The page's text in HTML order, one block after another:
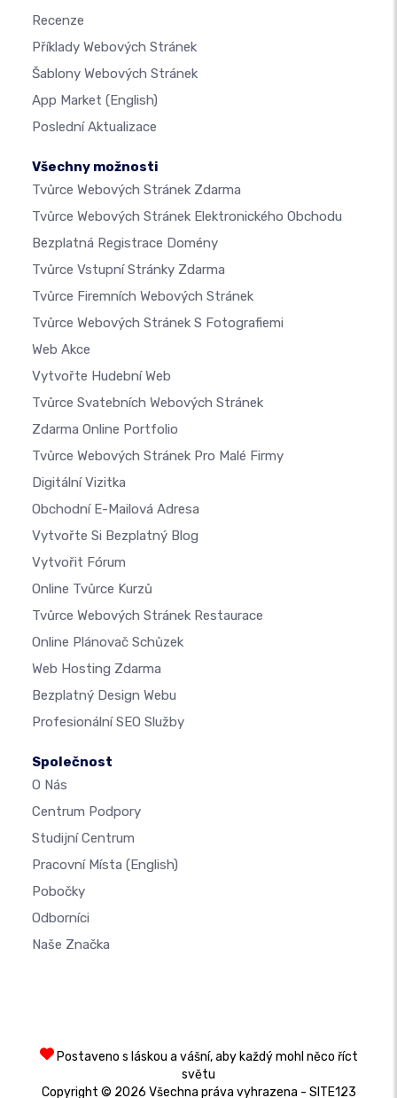
Recenze
Příklady Webových Stránek
Šablony Webových Stránek
App Market (English)
Poslední Aktualizace
Všechny možnosti
Tvůrce Webových Stránek Zdarma
Tvůrce Webových Stránek Elektronického Obchodu
Bezplatná Registrace Domény
Tvůrce Vstupní Stránky Zdarma
Tvůrce Firemních Webových Stránek
Tvůrce Webových Stránek S Fotografiemi
Web Akce
Vytvořte Hudební Web
Tvůrce Svatebních Webových Stránek
Zdarma Online Portfolio
Tvůrce Webových Stránek Pro Malé Firmy
Digitální Vizitka
Obchodní E-Mailová Adresa
Vytvořte Si Bezplatný Blog
Vytvořit Fórum
Online Tvůrce Kurzů
Tvůrce Webových Stránek Restaurace
Online Plánovač Schůzek
Web Hosting Zdarma
Bezplatný Design Webu
Profesionální SEO Služby
Společnost
O Nás
Centrum Podpory
Studijní Centrum
Pracovní Místa (English)
Pobočky
Odborníci
Naše Značka
Postaveno s láskou a vášní, aby každý mohl něco říct
světu
Copyright © 2026 Všechna práva vyhrazena - SITE123